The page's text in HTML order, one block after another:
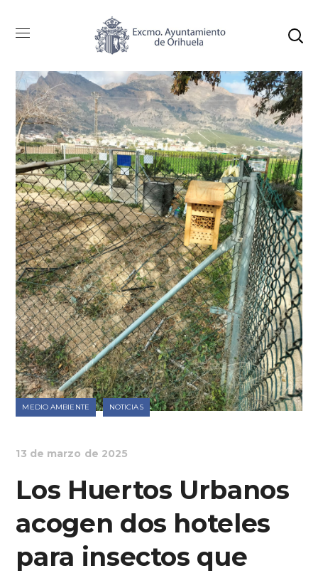
MEDIO AMBIENTE NOTICIAS
13 de marzo de 2025
Los Huertos Urbanos
acogen dos hoteles
para insectos que